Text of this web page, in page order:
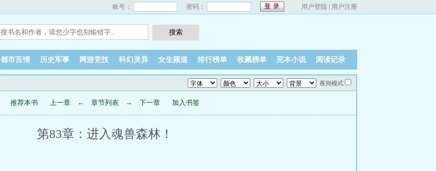
账号： 密码： 用户登陆 | 用户注册
都市言情 历史军事 网游竞技 科幻灵异 女生频道 排行榜单 收藏榜单 完本小说 阅读记录
夜间模式
推荐本书 上一章 ← 章节列表 → 下一章 加入书签
第83章：进入魂兽森林！